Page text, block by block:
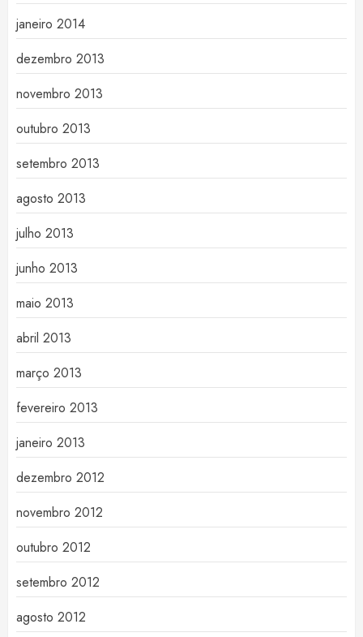
janeiro 2014
dezembro 2013
novembro 2013
outubro 2013
setembro 2013
agosto 2013
julho 2013
junho 2013
maio 2013
abril 2013
março 2013
fevereiro 2013
janeiro 2013
dezembro 2012
novembro 2012
outubro 2012
setembro 2012
agosto 2012